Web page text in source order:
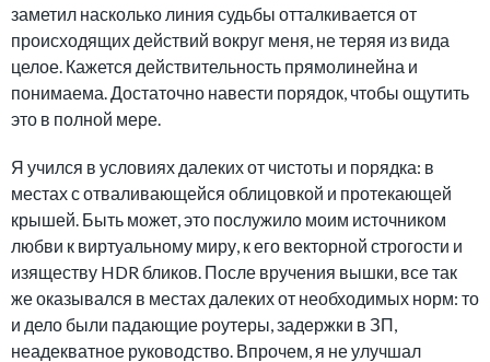
заметил насколько линия судьбы отталкивается от
происходящих действий вокруг меня, не теряя из вида
целое. Кажется действительность прямолинейна и
понимаема. Достаточно навести порядок, чтобы ощутить
это в полной мере.
Я учился в условиях далеких от чистоты и порядка: в
местах с отваливающейся облицовкой и протекающей
крышей. Быть может, это послужило моим источником
любви к виртуальному миру, к его векторной строгости и
изяществу HDR бликов. После вручения вышки, все так
же оказывался в местах далеких от необходимых норм: то
и дело были падающие роутеры, задержки в ЗП,
неадекватное руководство. Впрочем, я не улучшал